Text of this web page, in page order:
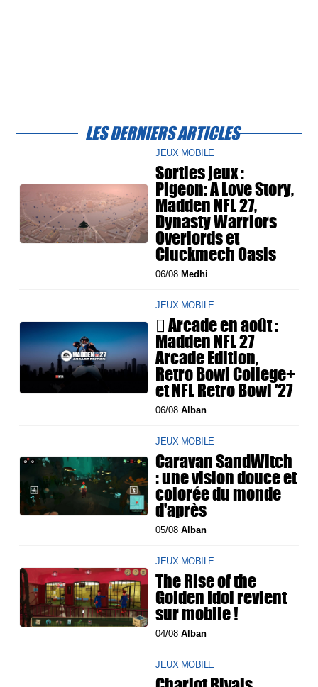
LES DERNIERS ARTICLES
JEUX MOBILE
Sorties jeux :
Pigeon: A Love Story,
Madden NFL 27,
Dynasty Warriors
Overlords et
Cluckmech Oasis
06/08 Medhi
JEUX MOBILE
 Arcade en août :
Madden NFL 27
Arcade Edition,
Retro Bowl College+
et NFL Retro Bowl '27
06/08Alban
JEUX MOBILE
Caravan SandWitch
: une vision douce et
colorée du monde
d'après
05/08Alban
JEUX MOBILE
The Rise of the
Golden Idol revient
sur mobile !
04/08Alban
JEUX MOBILE